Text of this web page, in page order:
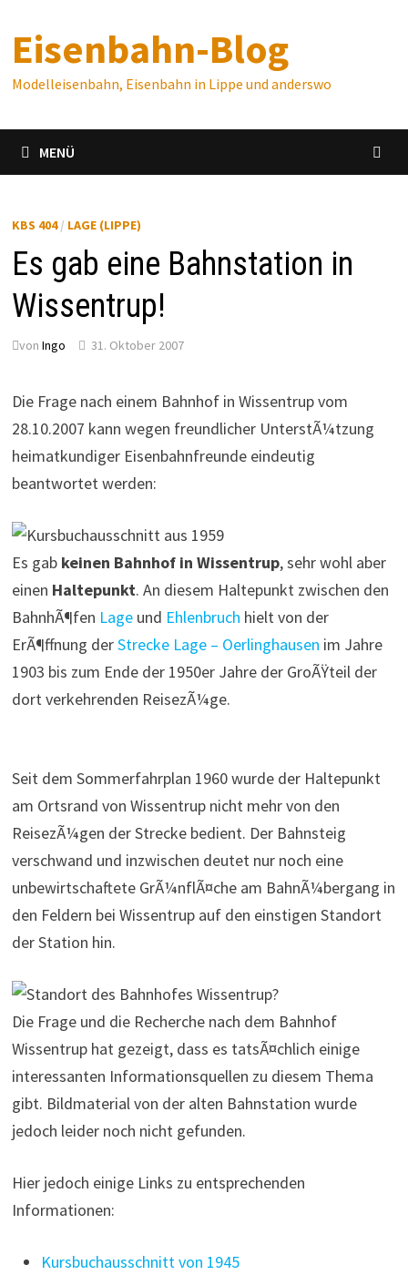
Inhalt
springen
Eisenbahn-Blog
Modelleisenbahn, Eisenbahn in Lippe und anderswo
MENÜ
KBS 404/ LAGE (LIPPE)
Es gab eine Bahnstation in
Wissentrup!
von Ingo 31. Oktober 2007
Die Frage nach einem Bahnhof in Wissentrup vom
28.10.2007 kann wegen freundlicher UnterstÃ¼tzung
heimatkundiger Eisenbahnfreunde eindeutig
beantwortet werden:
Es gab keinen Bahnhof in Wissentrup, sehr wohl aber
einen Haltepunkt. An diesem Haltepunkt zwischen den
BahnhÃ¶fen Lageund Ehlenbruch hielt von der
ErÃ¶ffnung derStrecke Lage – Oerlinghausen im Jahre
1903 bis zum Ende der 1950er Jahre der GroÃŸteil der
dort verkehrenden ReisezÃ¼ge.
Seit dem Sommerfahrplan 1960 wurde der Haltepunkt
am Ortsrand von Wissentrup nicht mehr von den
ReisezÃ¼gen der Strecke bedient. Der Bahnsteig
verschwand und inzwischen deutet nur noch eine
unbewirtschaftete GrÃ¼nflÃ¤che am BahnÃ¼bergang in
den Feldern bei Wissentrup auf den einstigen Standort
der Station hin.
Die Frage und die Recherche nach dem Bahnhof
Wissentrup hat gezeigt, dass es tatsÃ¤chlich einige
interessanten Informationsquellen zu diesem Thema
gibt. Bildmaterial von der alten Bahnstation wurde
jedoch leider noch nicht gefunden.
Hier jedoch einige Links zu entsprechenden
Informationen:
Kursbuchausschnitt von 1945